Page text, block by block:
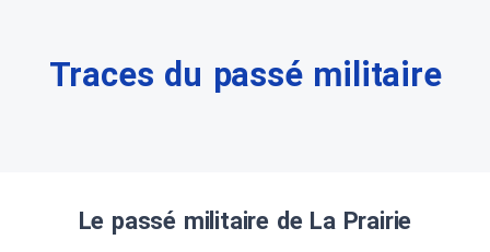
Traces du passé militaire
Le passé militaire de La Prairie